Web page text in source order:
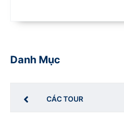
Danh Mục
CÁC TOUR